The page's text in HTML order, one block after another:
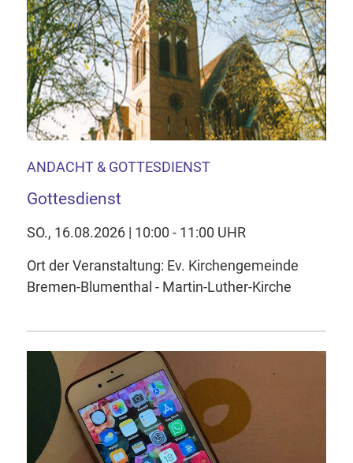
ANDACHT & GOTTESDIENST
Gottesdienst
SO., 16.08.2026 | 10:00 - 11:00 UHR
Ort der Veranstaltung: Ev. Kirchengemeinde
Bremen-Blumenthal - Martin-Luther-Kirche